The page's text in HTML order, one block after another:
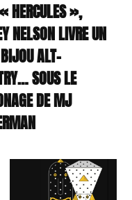
HERCULES »,
NELSON LIVRE UN
ALT-
SOUS LE
DE MJ